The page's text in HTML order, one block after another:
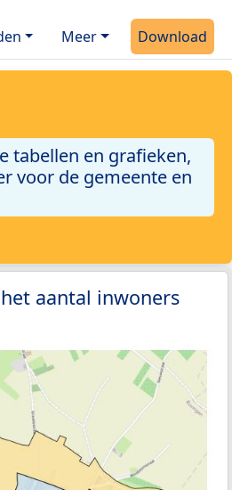
Meer Download
tabellen en grafieken,
voor de gemeente en
aantal inwoners